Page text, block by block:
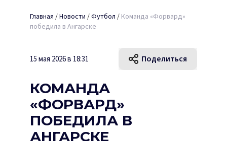
Главная /Новости /Футбол / Команда «Форвард»
победила в Ангарске
15 мая 2026 в 18:31 Поделиться
КОМАНДА
«ФОРВАРД»
ПОБЕДИЛА В
АНГАРСКЕ